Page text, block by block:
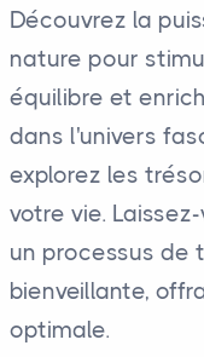
Découvrez la
nature pour
équilibre et
dans l'univers
explorez les
votre vie.
un processus de
bienveillante,
optimale.